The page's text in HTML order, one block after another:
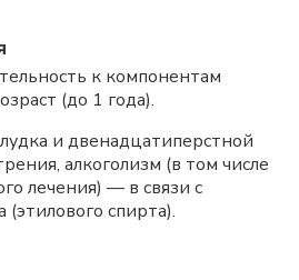
к компонентам
(до 1 года).
и двенадцатиперстной
алкоголизм (в том числе
лечения) — в связи с
спирта).